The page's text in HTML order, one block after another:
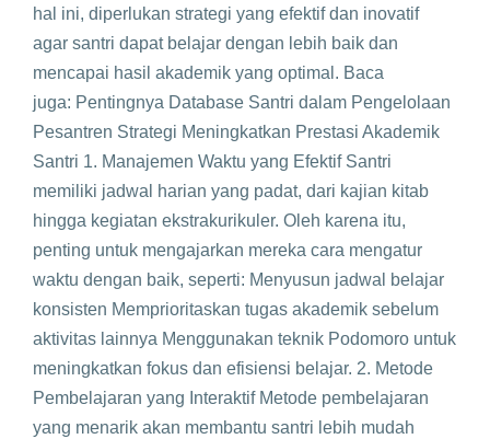
hal ini, diperlukan strategi yang efektif dan inovatif
agar santri dapat belajar dengan lebih baik dan
mencapai hasil akademik yang optimal. Baca
juga: Pentingnya Database Santri dalam Pengelolaan
Pesantren Strategi Meningkatkan Prestasi Akademik
Santri 1. Manajemen Waktu yang Efektif Santri
memiliki jadwal harian yang padat, dari kajian kitab
hingga kegiatan ekstrakurikuler. Oleh karena itu,
penting untuk mengajarkan mereka cara mengatur
waktu dengan baik, seperti: Menyusun jadwal belajar
konsisten Memprioritaskan tugas akademik sebelum
aktivitas lainnya Menggunakan teknik Podomoro untuk
meningkatkan fokus dan efisiensi belajar. 2. Metode
Pembelajaran yang Interaktif Metode pembelajaran
yang menarik akan membantu santri lebih mudah